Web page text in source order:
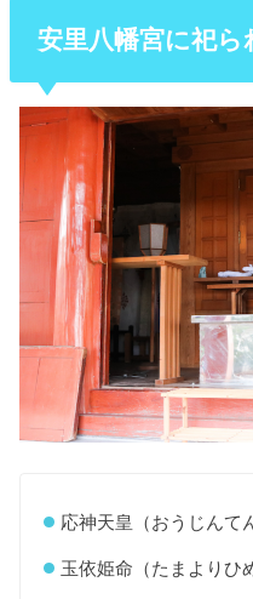
安里八幡宮に祀
応神天皇（おうじんて
玉依姫命（たまよりひ